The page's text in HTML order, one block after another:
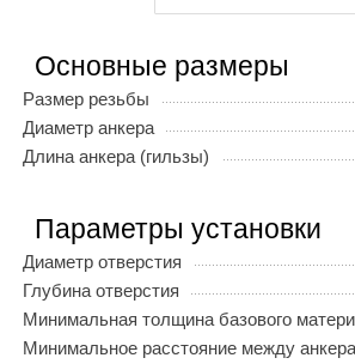
Основные размеры
Размер резьбы
Диаметр анкера
Длина анкера (гильзы)
Параметры установки
Диаметр отверстия
Глубина отверстия
Минимальная толщина базового
Минимальное расстояние между